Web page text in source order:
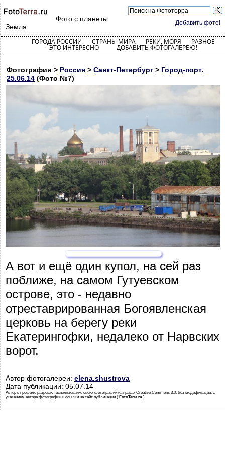
Добавить фото!
Фото с планеты
Земля
ГОРОДА РОССИИ СТРАНЫ МИРА РЕКИ, МОРЯ РАЗНОЕ
ЭТО ИНТЕРЕСНО ДОБАВИТЬ ФОТОГАЛЕРЕЮ!
Фотографии > Россия > Санкт-Петербург > Город-порт.
25.06.14 (Фото №7)
А вот и ещё один купол, на сей раз
поближе, на самом Гутуевском
острове, это - недавно
отреставрированная Богоявленская
церковь на берегу реки
Екатерингофки, недалеко от Нарвских
ворот.
Автор фотогалереи: elena.shustrova
Дата публикации: 05.07.14
Автор в профиле разрешил использование своих фотографий на правах Creative Commons 3.0, без модификации, с
указанием автора фотографии и ссылки на сайт публикации ( FotoTerra.ru )